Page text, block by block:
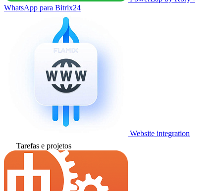
WhatsApp para Bitrix24
Website integration
Tarefas e projetos